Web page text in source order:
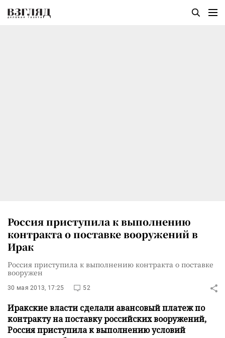
Россия приступила к выполнению
контракта о поставке вооружений в
Ирак
Россия приступила к выполнению контракта о поставке
вооружен
30 мая 2013, 17:25 52
Иракские власти сделали авансовый платеж по
контракту на поставку российских вооружений,
Россия приступила к выполнению условий